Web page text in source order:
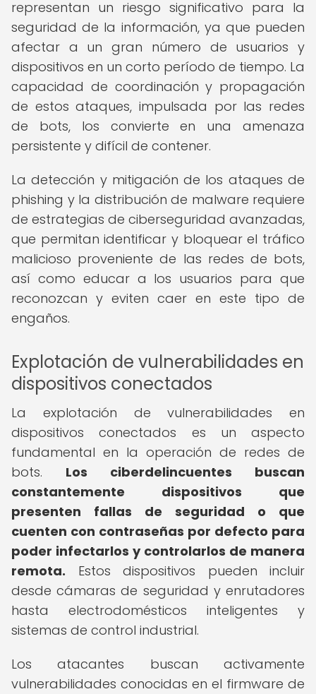
representan un riesgo significativo para la
seguridad de la información, ya que pueden
afectar a un gran número de usuarios y
dispositivos en un corto período de tiempo. La
capacidad de coordinación y propagación
de estos ataques, impulsada por las redes
de bots, los convierte en una amenaza
persistente y difícil de contener.
La detección y mitigación de los ataques de
phishing y la distribución de malware requiere
de estrategias de ciberseguridad avanzadas,
que permitan identificar y bloquear el tráfico
malicioso proveniente de las redes de bots,
así como educar a los usuarios para que
reconozcan y eviten caer en este tipo de
engaños.
Explotación de vulnerabilidades en
dispositivos conectados
La explotación de vulnerabilidades en
dispositivos conectados es un aspecto
fundamental en la operación de redes de
bots. Los ciberdelincuentes buscan
constantemente dispositivos que
presenten fallas de seguridad o que
cuenten con contraseñas por defecto para
poder infectarlos y controlarlos de manera
remota. Estos dispositivos pueden incluir
desde cámaras de seguridad y enrutadores
hasta electrodomésticos inteligentes y
sistemas de control industrial.
Los atacantes buscan activamente
vulnerabilidades conocidas en el firmware de